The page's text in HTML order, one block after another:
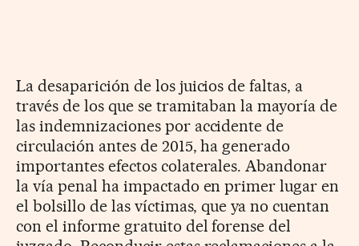
La desaparición de los juicios de faltas, a
través de los que se tramitaban la mayoría de
las indemnizaciones por accidente de
circulación antes de 2015, ha generado
importantes efectos colaterales. Abandonar
la vía penal ha impactado en primer lugar en
el bolsillo de las víctimas, que ya no cuentan
con el informe gratuito del forense del